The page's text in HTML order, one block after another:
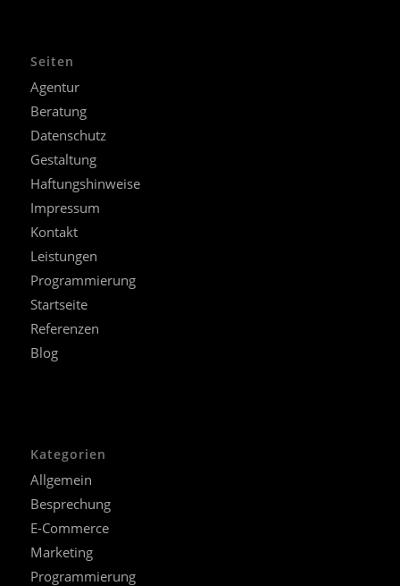
Seiten
Agentur
Beratung
Datenschutz
Gestaltung
Haftungshinweise
Impressum
Kontakt
Leistungen
Programmierung
Startseite
Referenzen
Blog
Kategorien
Allgemein
Besprechung
E-Commerce
Marketing
Programmierung